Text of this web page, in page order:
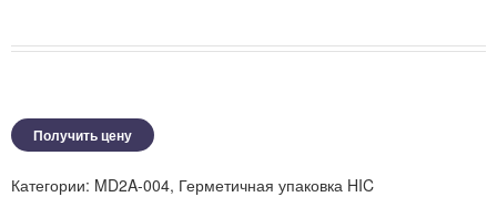
Получить цену
Категории: MD2A-004, Герметичная упаковка HIC